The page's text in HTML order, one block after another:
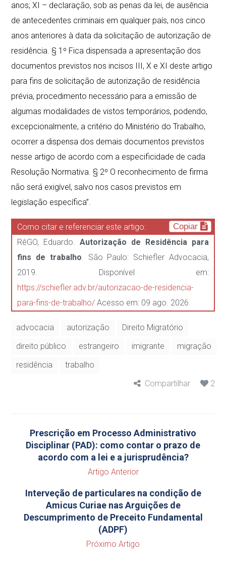
anos; XI – declaração, sob as penas da lei, de ausência
de antecedentes criminais em qualquer país, nos cinco
anos anteriores à data da solicitação de autorização de
residência. § 1º Fica dispensada a apresentação dos
documentos previstos nos incisos III, X e XI deste artigo
para fins de solicitação de autorização de residência
prévia, procedimento necessário para a emissão de
algumas modalidades de vistos temporários, podendo,
excepcionalmente, a critério do Ministério do Trabalho,
ocorrer a dispensa dos demais documentos previstos
nesse artigo de acordo com a especificidade de cada
Resolução Normativa. § 2º O reconhecimento de firma
não será exigível, salvo nos casos previstos em
legislação específica”.
Como citar e referenciar este artigo: Copiar
RêGO, Eduardo.Autorização de Residência para
fins de trabalho. São Paulo: Schiefler Advocacia,
2019. Disponível em:
https://schiefler.adv.br/autorizacao-de-residencia-
para-fins-de-trabalho/ Acesso em: 09 ago. 2026
advocacia autorização
Direito Migratório
direito público
estrangeiro imigrante
migração
residência
trabalho
Compartilhar
2
Prescrição em Processo Administrativo
Disciplinar (PAD): como contar o prazo de
acordo com a lei e a jurisprudência?
Artigo Anterior
Interveção de particulares na condição de
Amicus Curiae nas Arguições de
Descumprimento de Preceito Fundamental
(ADPF)
Próximo Artigo